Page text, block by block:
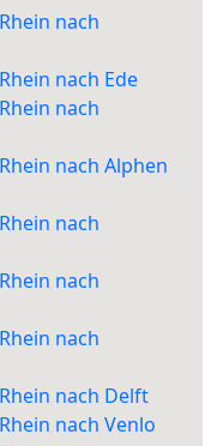
nach
nach Ede
nach
nach Alphen
nach
nach
nach
nach Delft
nach Venlo